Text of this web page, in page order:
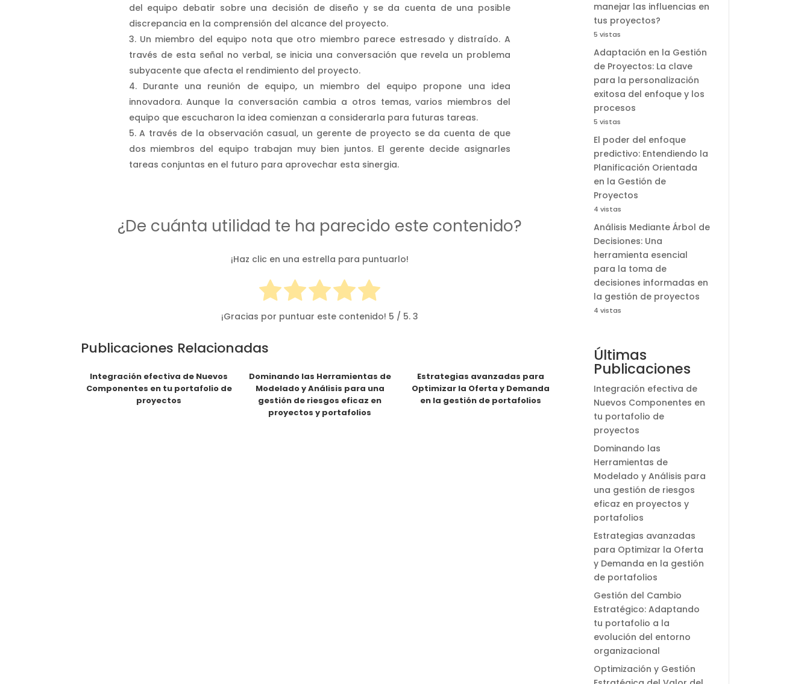
del equipo debatir sobre una decisión de diseño y se da cuenta de una posible
discrepancia en la comprensión del alcance del proyecto.
Un miembro del equipo nota que otro miembro parece estresado y distraído. A
través de esta señal no verbal, se inicia una conversación que revela un problema
subyacente que afecta el rendimiento del proyecto.
Durante una reunión de equipo, un miembro del equipo propone una idea
innovadora. Aunque la conversación cambia a otros temas, varios miembros del
equipo que escucharon la idea comienzan a considerarla para futuras tareas.
A través de la observación casual, un gerente de proyecto se da cuenta de que
dos miembros del equipo trabajan muy bien juntos. El gerente decide asignarles
tareas conjuntas en el futuro para aprovechar esta sinergia.
¿De cuánta utilidad te ha parecido este contenido?
¡Haz clic en una estrella para puntuarlo!
¡Gracias por puntuar este contenido! 5 / 5. 3
Publicaciones Relacionadas
Integración efectiva de Nuevos
Componentes en tu portafolio de
proyectos
Dominando las Herramientas de
Modelado y Análisis para una
gestión de riesgos eficaz en
proyectos y portafolios
Estrategias avanzadas para
Optimizar la Oferta y Demanda
en la gestión de portafolios
manejar las influencias en
tus proyectos?
5 vistas
Adaptación en la Gestión
de Proyectos: La clave
para la personalización
exitosa del enfoque y los
procesos
5 vistas
El poder del enfoque
predictivo: Entendiendo la
Planificación Orientada
en la Gestión de
Proyectos
4 vistas
Análisis Mediante Árbol de
Decisiones: Una
herramienta esencial
para la toma de
decisiones informadas en
la gestión de proyectos
4 vistas
Últimas
Publicaciones
Integración efectiva de
Nuevos Componentes en
tu portafolio de
proyectos
Dominando las
Herramientas de
Modelado y Análisis para
una gestión de riesgos
eficaz en proyectos y
portafolios
Estrategias avanzadas
para Optimizar la Oferta
y Demanda en la gestión
de portafolios
Gestión del Cambio
Estratégico: Adaptando
tu portafolio a la
evolución del entorno
organizacional
Optimización y Gestión